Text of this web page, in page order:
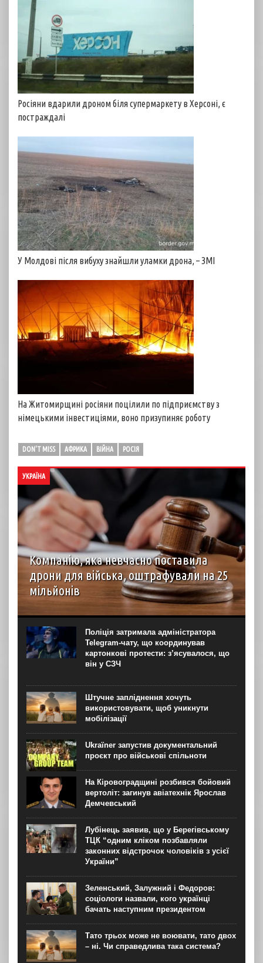
Росіяни вдарили дроном біля супермаркету в Херсоні, є
постраждалі
У Молдові після вибуху знайшли уламки дрона, – ЗМІ
На Житомирщині росіяни поцілили по підприємству з
німецькими інвестиціями, воно призупиняє роботу
DON'T MISS АФРИКА ВІЙНА РОСІЯ
УКРАЇНА
Компанію, яка невчасно поставила
дрони для війська, оштрафували на 25
мільйонів
Господарський суд Рівненської області вирішив стягнути
з ТОВ “Домпромбуд” на користь ДП Міністерства
оборони “Агенція оборонних закупівель” 24,88 млн грн за
невчасно поставлені дрони. Про це свідчить рішення
суду...
Поліція затримала адміністратора
Telegram-чату, що координував
картонкові протести: з’ясувалося, що
він у СЗЧ
Штучне запліднення хочуть
використовувати, щоб уникнути
мобілізації
Ukraїner запустив документальний
проєкт про військові спільноти
На Кіровоградщині розбився бойовий
вертоліт: загинув авіатехнік Ярослав
Демчевський
Лубінець заявив, що у Берегівському
ТЦК “одним кліком позбавляли
законних відстрочок чоловіків з усієї
України”
Зеленський, Залужний і Федоров:
соціологи назвали, кого українці
бачать наступним президентом
Тато трьох може не воювати, тато двох
– ні. Чи справедлива така система?